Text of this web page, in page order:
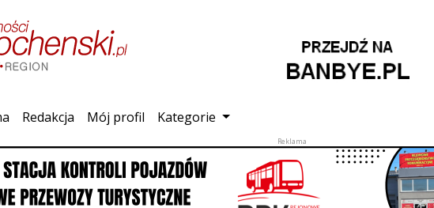
Redakcja Mój profil Kategorie